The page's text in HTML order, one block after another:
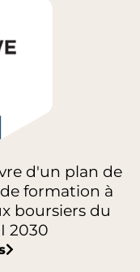
d'un plan de
formation à
boursiers du
2030